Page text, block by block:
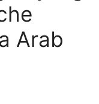
Arab